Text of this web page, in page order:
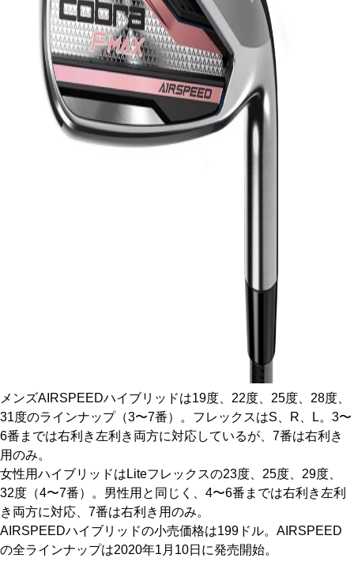
メンズAIRSPEEDハイブリッドは19度、22度、25度、28度、
31度のラインナップ（3〜7番）。フレックスはS、R、L。3〜
6番までは右利き左利き両方に対応しているが、7番は右利き
用のみ。
女性用ハイブリッドはLiteフレックスの23度、25度、29度、
32度（4〜7番）。男性用と同じく、4〜6番までは右利き左利
き両方に対応、7番は右利き用のみ。
AIRSPEEDハイブリッドの小売価格は199ドル。AIRSPEED
の全ラインナップは2020年1月10日に発売開始。